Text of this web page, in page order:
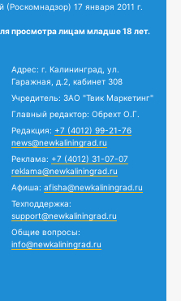
17 января 2011 г.
просмотра лицам младше 18 лет.
Адрес: г. Калининград, ул.
Гаражная, д.2, кабинет 308
Учредитель: ЗАО "Твик Маркетинг"
Главный редактор: Обрехт О.Г.
Редакция: +7 (4012) 99-21-76
news@newkaliningrad.ru
Реклама: +7 (4012) 31-07-07
reklama@newkaliningrad.ru
Афиша: afisha@newkaliningrad.ru
Техподдержка:
support@newkaliningrad.ru
Общие вопросы:
info@newkaliningrad.ru